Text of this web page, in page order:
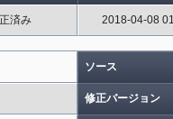
済み 2018-04-08
ソース
修正バージョン